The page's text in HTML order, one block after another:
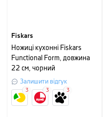
Fiskars
Ножиці кухонні Fiskars
Functional Form, довжина
22 см, чорний
Залишити відгук
3 3 3